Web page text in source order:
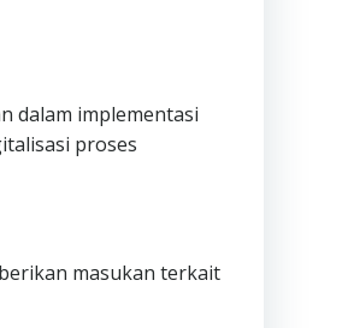
dalam implementasi
proses
masukan terkait